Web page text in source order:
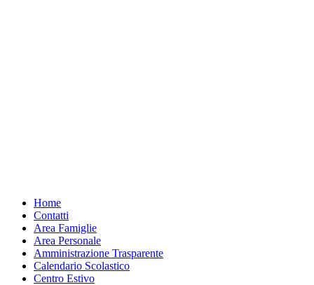
Home
Contatti
Area Famiglie
Area Personale
Amministrazione Trasparente
Calendario Scolastico
Centro Estivo